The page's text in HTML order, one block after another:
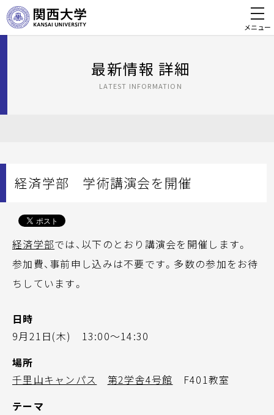
メニュー
最新情報 詳細
LATEST INFORMATION
経済学部 学術講演会を開催
経済学部では、以下のとおり講演会を開催します。
参加費、事前申し込みは不要です。多数の参加をお待
ちしています。
日時
9月21日(木) 13:00～14:30
場所
千里山キャンパス
第2学舎4号館 F401教室
テーマ